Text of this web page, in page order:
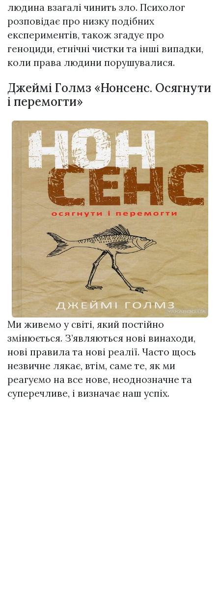
людина взагалі чинить зло. Психолог
розповідає про низку подібних
експериментів, також згадує про
геноциди, етнічні чистки та інші випадки,
коли права людини порушувалися.
Джеймі Голмз «Нонсенс. Осягнути
і перемогти»
Ми живемо у світі, який постійно
змінюється. З’являються нові винаходи,
нові правила та нові реалії. Часто щось
незвичне лякає, втім, саме те, як ми
реагуємо на все нове, неоднозначне та
суперечливе, і визначає наш успіх.